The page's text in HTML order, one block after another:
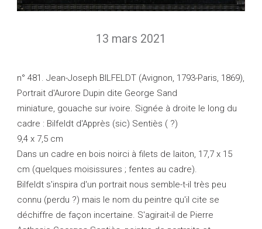
13 mars 2021
n° 481. Jean-Joseph BILFELDT (Avignon, 1793-Paris, 1869),
Portrait d'Aurore Dupin dite George Sand
miniature, gouache sur ivoire. Signée à droite le long du
cadre : Bilfeldt d'Apprès (sic) Sentiès ( ?)
9,4 x 7,5 cm
Dans un cadre en bois noirci à filets de laiton, 17,7 x 15
cm (quelques moisissures ; fentes au cadre).
Bilfeldt s'inspira d'un portrait nous semble-t-il très peu
connu (perdu ?) mais le nom du peintre qu'il cite se
déchiffre de façon incertaine. S'agirait-il de Pierre